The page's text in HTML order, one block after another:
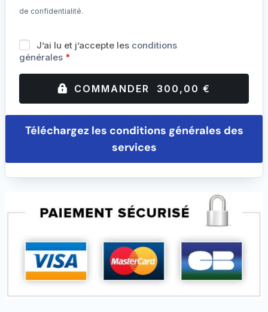
de confidentialité.
J’ai lu et j’accepte les conditions
générales *
COMMANDER 300,00 €
Téléchargez les conditions générales des
services